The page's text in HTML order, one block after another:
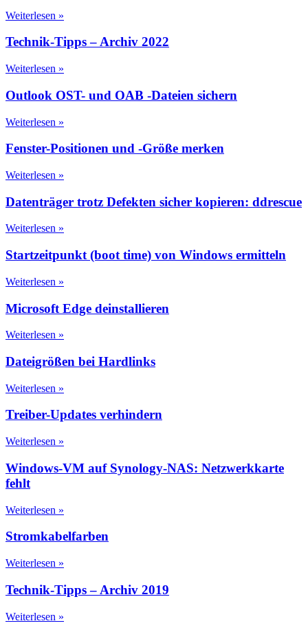
Weiterlesen »
Technik-Tipps – Archiv 2022
Weiterlesen »
Outlook OST- und OAB -Dateien sichern
Weiterlesen »
Fenster-Positionen und -Größe merken
Weiterlesen »
Datenträger trotz Defekten sicher kopieren: ddrescue
Weiterlesen »
Startzeitpunkt (boot time) von Windows ermitteln
Weiterlesen »
Microsoft Edge deinstallieren
Weiterlesen »
Dateigrößen bei Hardlinks
Weiterlesen »
Treiber-Updates verhindern
Weiterlesen »
Windows-VM auf Synology-NAS: Netzwerkkarte
fehlt
Weiterlesen »
Stromkabelfarben
Weiterlesen »
Technik-Tipps – Archiv 2019
Weiterlesen »